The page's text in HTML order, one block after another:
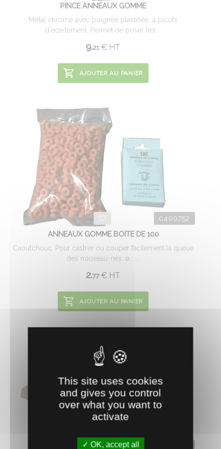
PINCE ANNEAUX GOMME
Métal chromé avec poignée plastifiée. 4 picots
d'écartement. Permet de poser les ...
9.21 € HT
AJOUTER AU PANIER
0400752
ANNEAUX GOMME BOITE DE 100
Caoutchouc. Pour castrer ou couper facilement la queue
des nouveau-nés. ø : ...
2.77 € HT
AJOUTER AU PANIER
This site uses cookies
and gives you control
over what you want to
activate
OK, accept all